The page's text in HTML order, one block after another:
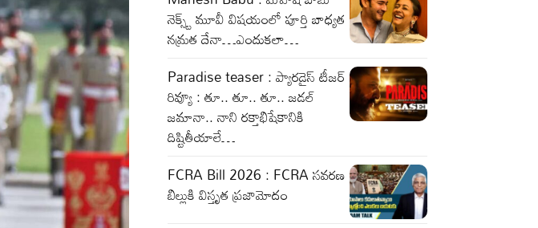
నెక్స్ట్ మూవీ విషయంలో పూర్తి బాధ్యత
నమ్రత దేనా…ఎందుకలా…
Paradise teaser : ప్యారడైస్ టీజర్
రివ్యూ : తూ.. తూ.. తూ.. జడల్
జమానా.. నాని రక్తాభిషేకానికి
దిష్టితీయాలే…
FCRA Bill 2026 : FCRA సవరణ
బిల్లుకి విస్తృత ప్రజామోదం